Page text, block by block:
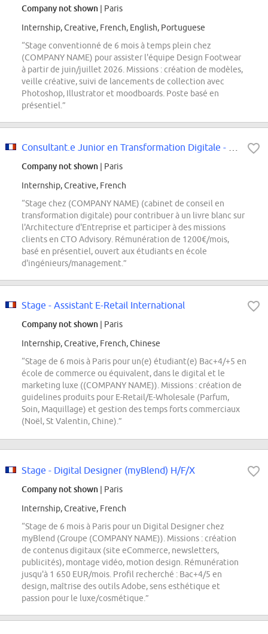
Company not shown | Paris
Internship, Creative, French, English, Portuguese
“Stage conventionné de 6 mois à temps plein chez
(COMPANY NAME) pour assister l'équipe Design Footwear
à partir de juin/juillet 2026. Missions : création de modèles,
veille créative, suivi de lancements de collection avec
Photoshop, Illustrator et moodboards. Poste basé en
présentiel.”
Company not shown | Paris
Internship, Creative, French
“Stage chez (COMPANY NAME) (cabinet de conseil en
transformation digitale) pour contribuer à un livre blanc sur
l'Architecture d'Entreprise et participer à des missions
clients en CTO Advisory. Rémunération de 1200€/mois,
basé en présentiel, ouvert aux étudiants en école
d'ingénieurs/management.”
Stage - Assistant E-Retail International
Company not shown | Paris
Internship, Creative, French, Chinese
“Stage de 6 mois à Paris pour un(e) étudiant(e) Bac+4/+5 en
école de commerce ou équivalent, dans le digital et le
marketing luxe ((COMPANY NAME)). Missions : création de
guidelines produits pour E-Retail/E-Wholesale (Parfum,
Soin, Maquillage) et gestion des temps forts commerciaux
(Noël, St Valentin, Chine).”
Stage - Digital Designer (myBlend) H/F/X
Company not shown | Paris
Internship, Creative, French
“Stage de 6 mois à Paris pour un Digital Designer chez
myBlend (Groupe (COMPANY NAME)). Missions : création
de contenus digitaux (site eCommerce, newsletters,
publicités), montage vidéo, motion design. Rémunération
jusqu'à 1 650 EUR/mois. Profil recherché : Bac+4/5 en
design, maîtrise des outils Adobe, sens esthétique et
passion pour le luxe/cosmétique.”